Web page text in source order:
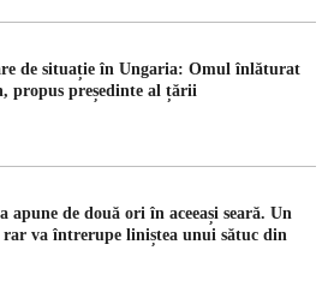
de situație în Ungaria: Omul înlăturat
propus președinte al țării
apune de două ori în aceeași seară. Un
rar va întrerupe liniștea unui sătuc din